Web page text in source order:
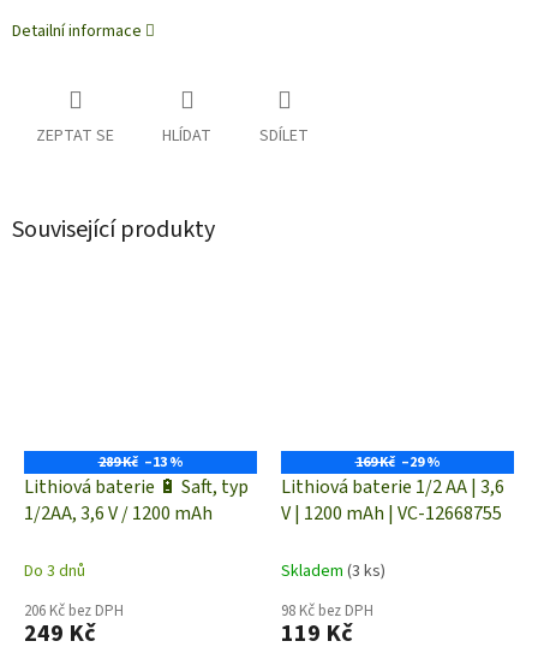
Detailní informace
ZEPTAT SE HLÍDAT SDÍLET
Související produkty
289 Kč –13 %
Lithiová baterie 🔋 Saft, typ
1/2AA, 3,6 V / 1200 mAh
Do 3 dnů
206 Kč bez DPH
249 Kč
169 Kč –29 %
Lithiová baterie 1/2 AA | 3,6
V | 1200 mAh | VC-12668755
Skladem (3 ks)
98 Kč bez DPH
119 Kč